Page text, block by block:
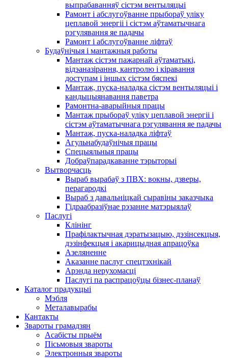
выпрабаванняў сістэм вентыляцыі
Рамонт і абслугоўванне прыбораў уліку
цеплавой энергіі і сістэм аўтаматычнага
рэгулявання яе падачы
Рамонт і абслугоўванне ліфтаў
Будаўнічыя і мантажныя работы
Мантаж сістэм пажарнай аўтаматыкі,
відэаназірання, кантролю і кіравання
доступам і іншых сістэм бяспекі
Мантаж, пуска-наладка сістэм вентыляцыі і
кандыцыянавання паветра
Рамонтна-аварыйныя працы
Мантаж прыбораў уліку цеплавой энергіі і
сістэм аўтаматычнага рэгулявання яе падачы
Мантаж, пуска-наладка ліфтаў
Агульнабудаўнічыя працы
Спецыяльныя працы
Добраўпарадкаванне тэрыторыі
Вытворчасць
Выраб вырабаў з ПВХ: вокны, дзверы,
перагародкі
Выраб з давальніцкай сыравіны заказчыка
Гідраабразіўнае рэзанне матэрыялаў
Паслугі
Клінінг
Прафілактычная дэратызацыю, дэзiнсекцыя,
дэзінфекцыя і акарицыдная апрацоўка
Азеляненне
Аказанне паслуг спецтэхнікай
Арэнда нерухомасці
Паслугі па распрацоўцы бізнес-планаў
Каталог прадукцыі
Мэбля
Металавырабы
Кантакты
Звароты грамадзян
Асабісты прыём
Пісьмовыя звароты
Электронныя звароты